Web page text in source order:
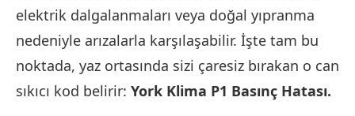
elektrik dalgalanmaları veya doğal yıpranma
nedeniyle arızalarla karşılaşabilir. İşte tam bu
noktada, yaz ortasında sizi çaresiz bırakan o can
sıkıcı kod belirir: York Klima P1 Basınç Hatası.